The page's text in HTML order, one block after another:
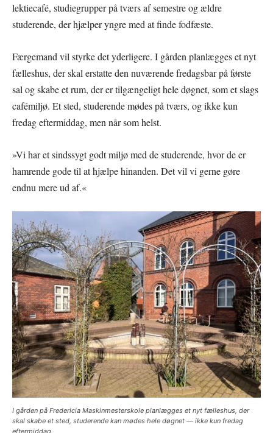
lektiecafé, studiegrupper på tværs af semestre og ældre
studerende, der hjælper yngre med at finde fodfæste.
Færgemand vil styrke det yderligere. I gården planlægges et nyt
fælleshus, der skal erstatte den nuværende fredagsbar på første
sal og skabe et rum, der er tilgængeligt hele døgnet, som et slags
cafémiljø. Et sted, studerende mødes på tværs, og ikke kun
fredag eftermiddag, men når som helst.
»Vi har et sindssygt godt miljø med de studerende, hvor de er
hamrende gode til at hjælpe hinanden. Det vil vi gerne gøre
endnu mere ud af.«
I gården på Fredericia Maskinmesterskole planlægges et nyt fælleshus, der
skal skabe et sted, studerende kan mødes hele døgnet — ikke kun fredag
eftermiddag.